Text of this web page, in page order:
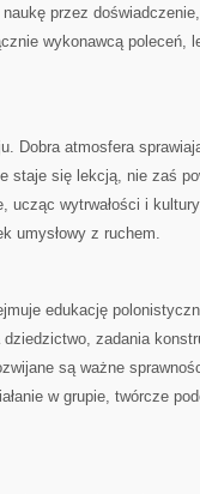
naukę przez
wykonawcą
Dobra atmosfera
staje się lekcją, nie zaś
ucząc wytrwałości i
umysłowy z ruchem.
edukację
zadania
są ważne
w grupie, twórcze